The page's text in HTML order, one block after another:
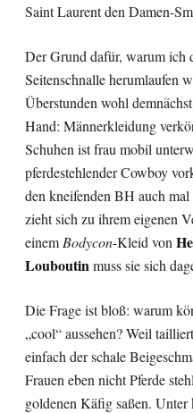
Saint Laurent den Damen-
Der Grund dafür, warum ich
Seitenschnalle herumlaufen
Überstunden wohl
Hand: Männerkleidung
Schuhen ist frau mobil
pferdestehlender Cowboy
den kneifenden BH auch
zieht sich zu ihrem eigenen
einem Bodycon-Kleid von
Louboutin muss sie sich
Die Frage ist bloß: warum
„cool“ aussehen? Weil
einfach der schale
Frauen eben nicht Pferde
goldenen Käfig saßen.